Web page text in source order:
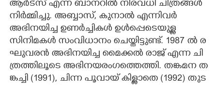
ആർട്സ് എന്ന ബാനറിൽ നിരവധി ചിത്രങ്ങൾ
നിർമ്മിച്ചു. അബ്ബാസ്,​ കുനാൽ എന്നിവർ
അഭിനയിച്ച ഉണർച്ചികൾ ഉൾപ്പെടെയുള്ള
സിനിമകൾ സംവിധാനം ചെയ്തിട്ടുണ്ട്. 1987​ ​ൽ​ ​ര​
ഘു​വ​ര​ൻ​ ​അ​ഭി​ന​യി​ച്ച​ ​മൈ​ക്ക​ൽ​ ​രാ​ജ് ​എ​ന്ന​ ​ചി​
ത്ര​ത്തി​ലൂ​ടെ​ ​അ​ഭി​ന​യ​രം​ഗ​ത്തെ​ത്തി.​ ​ത​ങ്ക​മ​ന​ ​ത​
ങ്ക​ച്ചി​ ​(1991​),​ ​ചി​ന്ന​ ​പൂ​വാ​യ് ​കി​ള്ളാ​തെ​ ​(1992​)​ ​തു​ട​